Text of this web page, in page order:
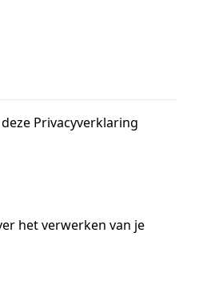
Privacyverklaring
het verwerken van je